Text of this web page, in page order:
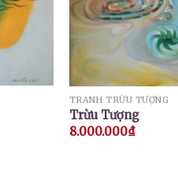
TRANH TRỪU TƯỢNG
Trừu Tượng
8.000.000₫